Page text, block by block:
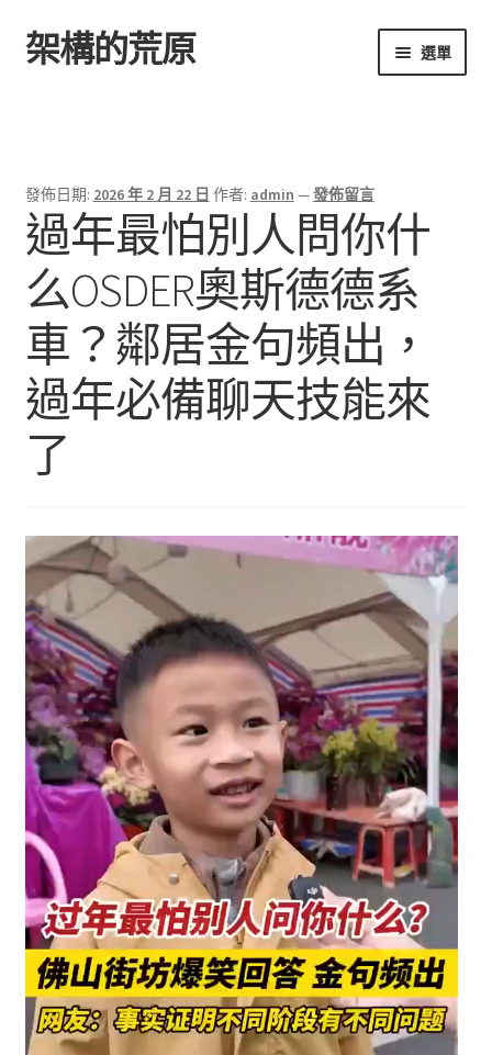
跳
至
跳
至
架構的荒原 選單
發佈日期: 2026 年 2 月 22 日 作者: admin —發佈留言
過年最怕別人問你什
么OSDER奧斯德德系
車？鄰居金句頻出，
過年必備聊天技能來
了